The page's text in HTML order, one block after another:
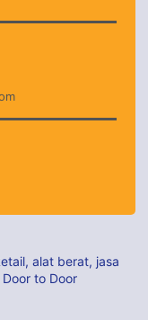
alat berat, jasa
to Door